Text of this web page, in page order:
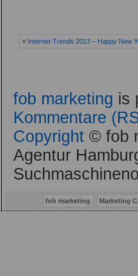
« Internet-Trends 2013 – Happy New
fob marketing is
Kommentare
Copyright © fob
Agentur
fob marketing Marketing